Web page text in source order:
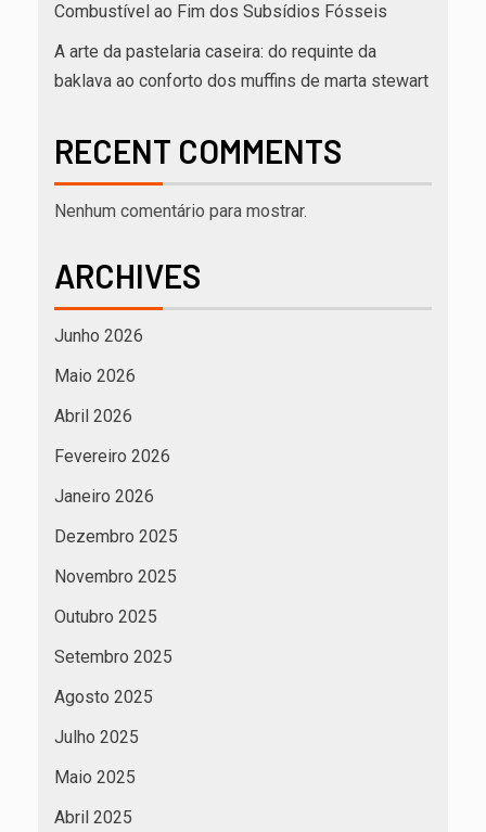
Combustível ao Fim dos Subsídios Fósseis
A arte da pastelaria caseira: do requinte da
baklava ao conforto dos muffins de marta stewart
RECENT COMMENTS
Nenhum comentário para mostrar.
ARCHIVES
Junho 2026
Maio 2026
Abril 2026
Fevereiro 2026
Janeiro 2026
Dezembro 2025
Novembro 2025
Outubro 2025
Setembro 2025
Agosto 2025
Julho 2025
Maio 2025
Abril 2025